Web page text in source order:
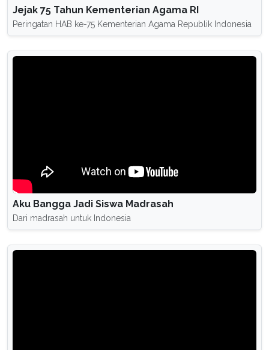
Jejak 75 Tahun Kementerian Agama RI
Peringatan HAB ke-75 Kementerian Agama Republik Indonesia
Aku Bangga Jadi Siswa Madrasah
Dari madrasah untuk Indonesia